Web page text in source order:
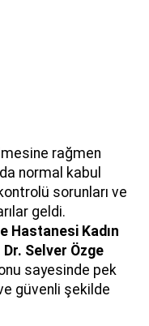
rağmen
normal kabul
sorunları ve
geldi.
Hastanesi Kadın
Dr. Selver Özge
sayesinde pek
güvenli şekilde